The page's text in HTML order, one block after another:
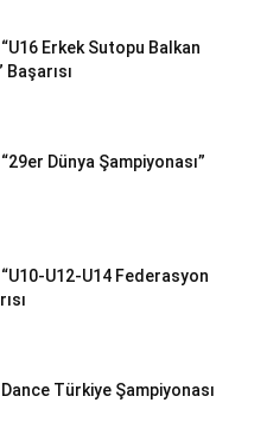
Erkek Sutopu Balkan
Başarısı
Dünya Şampiyonası”
U12-U14 Federasyon
Türkiye Şampiyonası